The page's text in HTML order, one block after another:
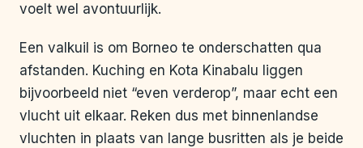
voelt wel avontuurlijk.
Een valkuil is om Borneo te onderschatten qua
afstanden. Kuching en Kota Kinabalu liggen
bijvoorbeeld niet “even verderop”, maar echt een
vlucht uit elkaar. Reken dus met binnenlandse
vluchten in plaats van lange busritten als je beide